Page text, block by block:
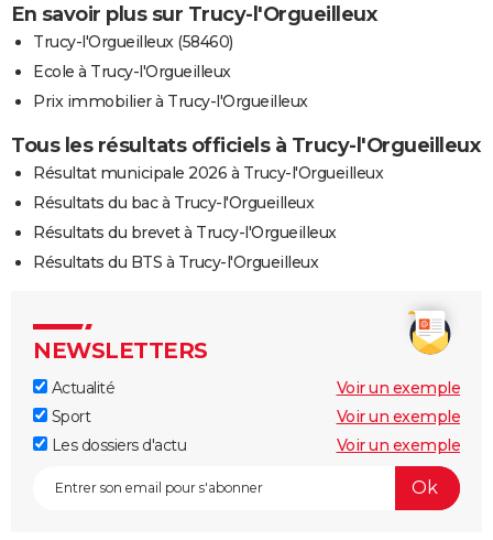
En savoir plus sur Trucy-l'Orgueilleux
Trucy-l'Orgueilleux (58460)
Ecole à Trucy-l'Orgueilleux
Prix immobilier à Trucy-l'Orgueilleux
Tous les résultats officiels à Trucy-l'Orgueilleux
Résultat municipale 2026 à Trucy-l'Orgueilleux
Résultats du bac à Trucy-l'Orgueilleux
Résultats du brevet à Trucy-l'Orgueilleux
Résultats du BTS à Trucy-l'Orgueilleux
NEWSLETTERS
Actualité
Voir un exemple
Sport
Voir un exemple
Les dossiers d'actu
Voir un exemple